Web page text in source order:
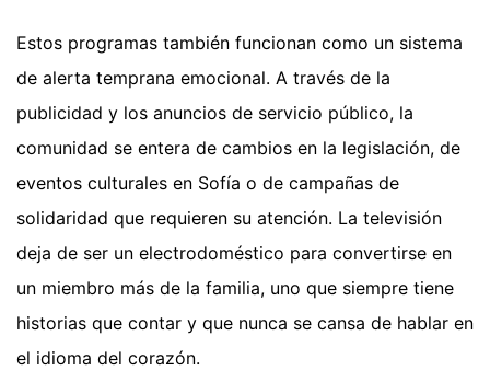
Estos programas también funcionan como un sistema
de alerta temprana emocional. A través de la
publicidad y los anuncios de servicio público, la
comunidad se entera de cambios en la legislación, de
eventos culturales en Sofía o de campañas de
solidaridad que requieren su atención. La televisión
deja de ser un electrodoméstico para convertirse en
un miembro más de la familia, uno que siempre tiene
historias que contar y que nunca se cansa de hablar en
el idioma del corazón.